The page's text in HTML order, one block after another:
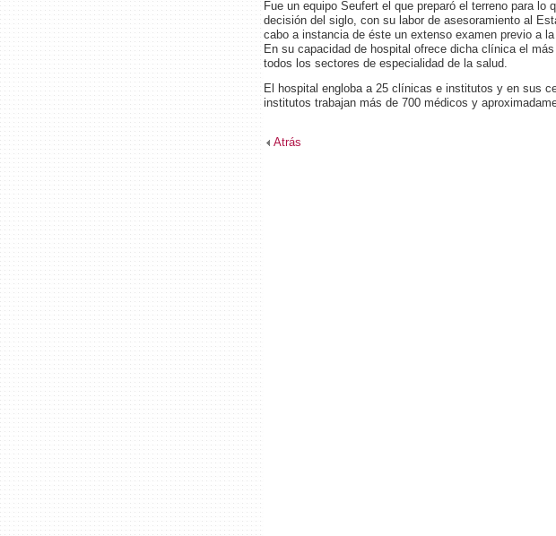
Fue un equipo Seufert el que preparó el terreno para lo
decisión del siglo, con su labor de asesoramiento al
cabo a instancia de éste un extenso examen previo a
En su capacidad de hospital ofrece dicha clínica el
todos los sectores de especialidad de la salud.
El hospital engloba a 25 clínicas e institutos y en sus
institutos trabajan más de 700 médicos y
Atrás